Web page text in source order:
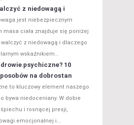
z niedowagą i
jest niebezpiecznym
masa ciała znajduje się poniżej
walczyć z niedowagą i dlaczego
wskaźnikiem...
psychiczne? 10
na dobrostan
to kluczowy element naszego
bywa niedoceniany. W dobie
i rosnącej presji,
emocjonalnej i...